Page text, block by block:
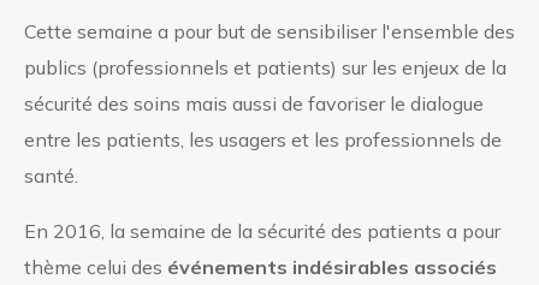
Cette semaine a pour but de sensibiliser l'ensemble des
publics (professionnels et patients) sur les enjeux de la
sécurité des soins mais aussi de favoriser le dialogue
entre les patients, les usagers et les professionnels de
santé.
En 2016, la semaine de la sécurité des patients a pour
thème celui des événements indésirables associés